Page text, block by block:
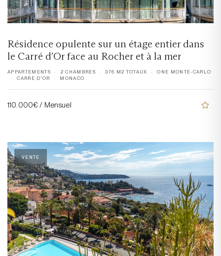
Résidence opulente sur un étage entier dans
le Carré d’Or face au Rocher et à la mer
APPARTEMENTS 2 CHAMBRES 376 M2 TOTAUX
ONE MONTE-CARLO
CARRÉ D'OR
MONACO
110.000€ / Mensuel
VENTE